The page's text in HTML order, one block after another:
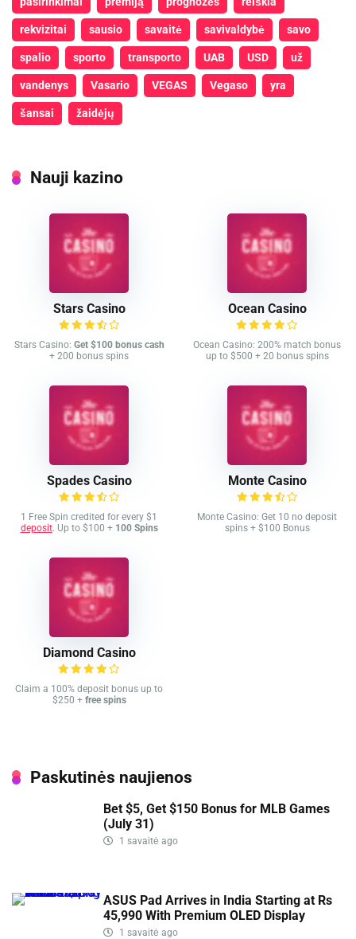
rekvizitai sausio savaitė savivaldybė savo
spalio sporto transporto UAB USD už
vandenys Vasario VEGAS Vegaso yra
šansai žaidėjų
Nauji kazino
Stars Casino
Stars Casino: Get $100 bonus cash
+ 200 bonus spins
Ocean Casino
Ocean Casino: 200% match bonus
up to $500 + 20 bonus spins
Spades Casino
1 Free Spin credited for every $1
deposit. Up to $100 + 100 Spins
Monte Casino
Monte Casino: Get 10 no deposit
spins + $100 Bonus
Diamond Casino
Claim a 100% deposit bonus up to
$250 + free spins
Paskutinės naujienos
Bet $5, Get $150 Bonus for MLB Games
(July 31)
1 savaitė ago
ASUS Pad Arrives in India Starting at Rs
45,990 With Premium OLED Display
1 savaitė ago